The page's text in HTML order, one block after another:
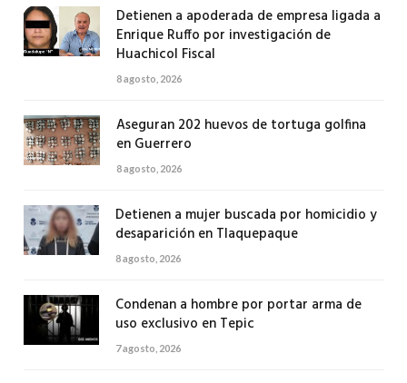
Detienen a apoderada de empresa ligada a
Enrique Ruffo por investigación de
Huachicol Fiscal
8 agosto, 2026
Aseguran 202 huevos de tortuga golfina
en Guerrero
8 agosto, 2026
Detienen a mujer buscada por homicidio y
desaparición en Tlaquepaque
8 agosto, 2026
Condenan a hombre por portar arma de
uso exclusivo en Tepic
7 agosto, 2026